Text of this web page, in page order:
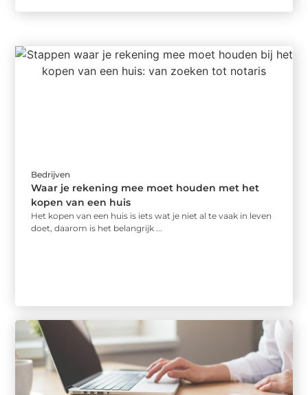
Bedrijven
Waar je rekening mee moet houden met het
kopen van een huis
Het kopen van een huis is iets wat je niet al te vaak in leven
doet, daarom is het belangrijk ...